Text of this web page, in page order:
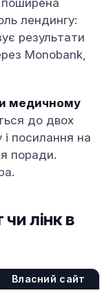
лендингу:
результати
Monobank,
медичному
до двох
і посилання на
поради.
лінк в
Власний сайт